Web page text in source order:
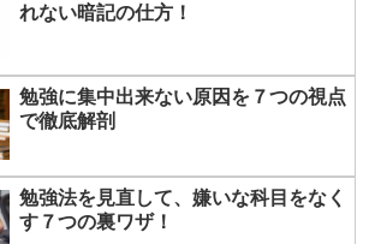
れない暗記の仕方！
勉強に集中出来ない原因を７つの視点
で徹底解剖
勉強法を見直して、嫌いな科目をなく
す７つの裏ワザ！